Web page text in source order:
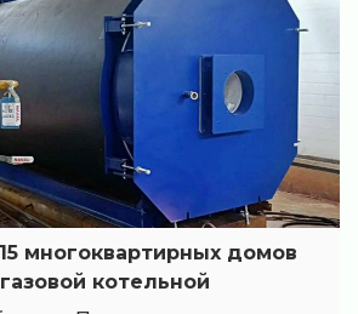
многоквартирных домов
котельной